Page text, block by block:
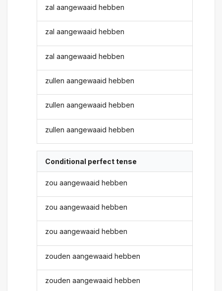
zal aangewaaid hebben
zal aangewaaid hebben
zal aangewaaid hebben
zullen aangewaaid hebben
zullen aangewaaid hebben
zullen aangewaaid hebben
Conditional perfect tense
zou aangewaaid hebben
zou aangewaaid hebben
zou aangewaaid hebben
zouden aangewaaid hebben
zouden aangewaaid hebben